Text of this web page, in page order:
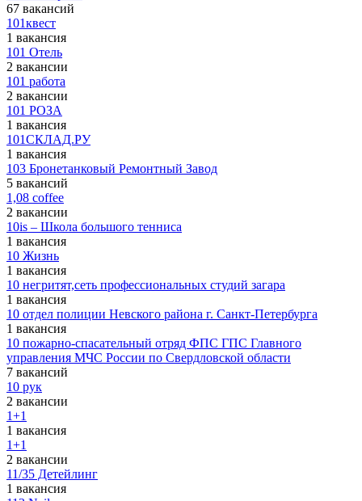
67 вакансий
101квест
1 вакансия
101 Отель
2 вакансии
101 работа
2 вакансии
101 РОЗА
1 вакансия
101СКЛАД.РУ
1 вакансия
103 Бронетанковый Ремонтный Завод
5 вакансий
1,08 coffee
2 вакансии
10is – Школа большого тенниса
1 вакансия
10 Жизнь
1 вакансия
10 негритят,сеть профессиональных студий загара
1 вакансия
10 отдел полиции Невского района г. Санкт-Петербурга
1 вакансия
10 пожарно-спасательный отряд ФПС ГПС Главного
управления МЧС России по Свердловской области
7 вакансий
10 рук
2 вакансии
1+1
1 вакансия
1+1
2 вакансии
11/35 Детейлинг
1 вакансия